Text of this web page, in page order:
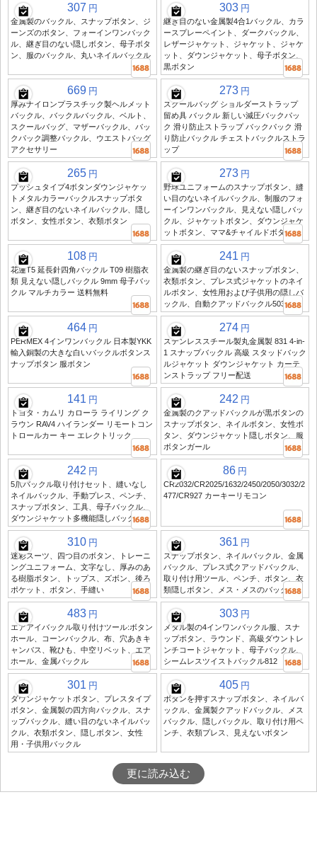
307 円
金属製のバックル、スナップボタン、ジ
ーンズのボタン、フォーインワンバック
ル、継ぎ目のない隠しボタン、母子ボタ
ン、服のバックル、丸いネイルバックル
303 円
継ぎ目のない金属製4合1バックル、カラ
ースプレーペイント、ダークバックル、
レザージャケット、ジャケット、ジャケ
ット、ダウンジャケット、母子ボタン、
黒ボタン
669 円
厚みナイロンプラスチック製ヘルメット
バックル、バックルバックル、ベルト、
スクールバッグ、マザーバックル、バッ
クパック調整バックル、ウエストバッグ
アクセサリー
273 円
スクールバッグ ショルダーストラップ
留め具 バックル 新しい減圧バックパッ
ク 滑り防止ストラップ バックパック 滑
り防止バックル チェストバックルストラ
ップ
265 円
プッシュタイプ4ボタンダウンジャケッ
トメタルカラーバックルスナップボタ
ン、継ぎ目のないネイルバックル、隠し
ボタン、女性ボタン、衣類ボタン
273 円
野球ユニフォームのスナップボタン、縫
い目のないネイルバックル、制服のフォ
ーインワンバックル、見えない隠しバッ
クル、ジャケットボタン、ダウンジャケ
ットボタン、ママ&チャイルドボタン
108 円
花蓮T5 延長針四角バックル T09 樹脂衣
類 見えない隠しバックル 9mm 母子バッ
クル マルチカラー 送料無料
241 円
金属製の継ぎ目のないスナップボタン、
衣類ボタン、プレス式ジャケットのネイ
ルボタン、女性用および子供用の隠しバ
ックル、自動クアッドバックル503
464 円
PERMEX 4インワンバックル 日本製YKK
輸入銅製の大きな白いバックルボタンス
ナップボタン 服ボタン
274 円
ステンレススチール製丸金属製 831 4-in-
1 スナップバックル 高級 スタッドバック
ルジャケット ダウンジャケット カーテ
ンストラップ フリー配送
141 円
トヨタ・カムリ カローラ ライリング ク
ラウン RAV4 ハイランダー リモートコン
トロールカー キー エレクトリック
242 円
金属製のクアッドバックルが黒ボタンの
スナップボタン、ネイルボタン、女性ボ
タン、ダウンジャケット隠しボタン、服
ボタンガール
242 円
5爪バックル取り付けセット、縫いなし
ネイルバックル、手動プレス、ペンチ、
スナップボタン、工具、母子バックル、
ダウンジャケット多機能隠しバックル
86 円
CR2032/CR2025/1632/2450/2050/3032/2
477/CR927 カーキーリモコン
310 円
迷彩スーツ、四つ目のボタン、トレーニ
ングユニフォーム、文字なし、厚みのあ
る樹脂ボタン、トップス、ズボン、後ろ
ポケット、ボタン、手縫い
361 円
スナップボタン、ネイルバックル、金属
バックル、プレス式クアッドバックル、
取り付け用ツール、ペンチ、ボタン、衣
類隠しボタン、メス・メスのバックル
483 円
エアアイバックル取り付けツール:ボタン
ホール、コーンバックル、布、穴あきキ
ャンバス、靴ひも、中空リベット、エア
ホール、金属バックル
303 円
メタル製の4インワンバックル服、スナ
ップボタン、ラウンド、高級ダウントレ
ンチコートジャケット、母子バックル、
シームレスツイストバックル812
301 円
ダウンジャケットボタン、プレスタイプ
ボタン、金属製の四方向バックル、スナ
ップバックル、縫い目のないネイルバッ
クル、衣類ボタン、隠しボタン、女性
用・子供用バックル
405 円
ボタンを押すスナップボタン、ネイルバ
ックル、金属製クアッドバックル、メス
バックル、隠しバックル、取り付け用ペ
ンチ、衣類プレス、見えないボタン
更に読み込む